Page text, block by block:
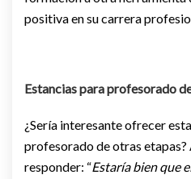
positiva en su carrera
Estancias para profesorado
¿Sería interesante ofrecer
profesorado de otras etapas?
responder: “Estaría bien que